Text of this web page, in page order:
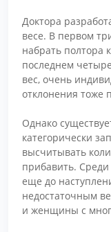
Доктора
весе. В первом
набрать полтора
последнем
вес, очень
отклонения тоже
Однако
категорически
высчитывать
прибавить. Среди
еще до
недостаточным
и женщины с